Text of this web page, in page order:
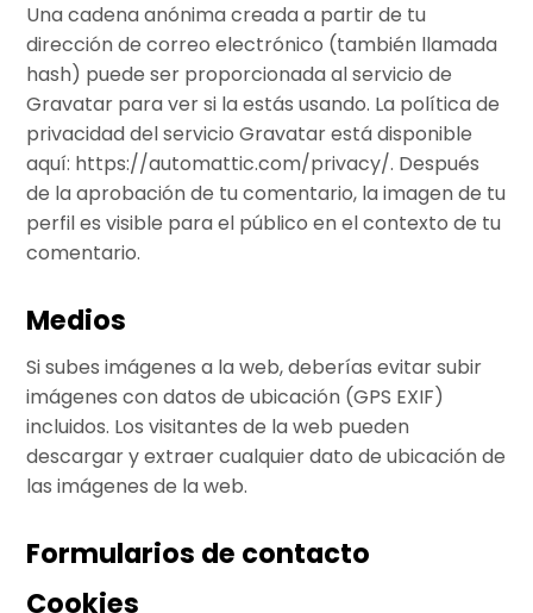
Una cadena anónima creada a partir de tu
dirección de correo electrónico (también llamada
hash) puede ser proporcionada al servicio de
Gravatar para ver si la estás usando. La política de
privacidad del servicio Gravatar está disponible
aquí: https://automattic.com/privacy/. Después
de la aprobación de tu comentario, la imagen de tu
perfil es visible para el público en el contexto de tu
comentario.
Medios
Si subes imágenes a la web, deberías evitar subir
imágenes con datos de ubicación (GPS EXIF)
incluidos. Los visitantes de la web pueden
descargar y extraer cualquier dato de ubicación de
las imágenes de la web.
Formularios de contacto
Cookies